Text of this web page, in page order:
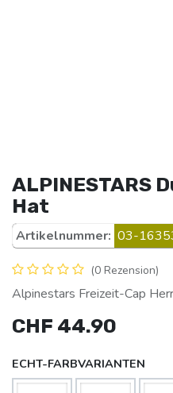
ALPINESTARS
Hat
Artikelnummer: 03-
(0 Rezension)
Alpinestars Freizeit-Cap
CHF 44.90
ECHT-FARBVARIANTEN